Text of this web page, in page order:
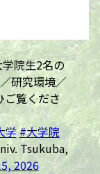
院生2名の
研究環境／
ご覧くださ
学#大学院
Tsukuba,
2026